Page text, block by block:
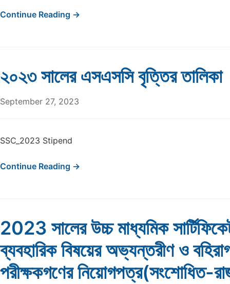
Continue Reading →
২০২৩ সালের এসএসসি বৃত্তির তালিকা
September 27, 2023
SSC_2023 Stipend
Continue Reading →
2023 সালের উচ্চ মাধ্যমিক
ব্যবহারিক বিষয়ের অভ্যন্তরীণ ও
পরীক্ষকগণের নিয়োগপত্র(সংশোধিত-